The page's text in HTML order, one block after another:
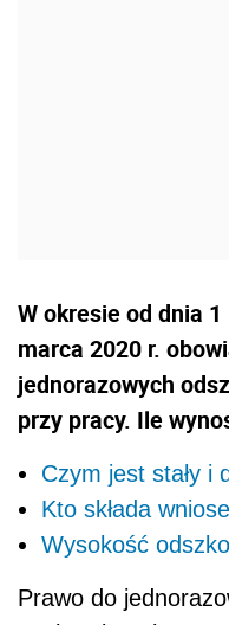
W okresie od dnia
marca 2020 r.
jednorazowych
przy pracy. Ile
Czym jest stały i
Kto składa
Wysokość
Prawo do